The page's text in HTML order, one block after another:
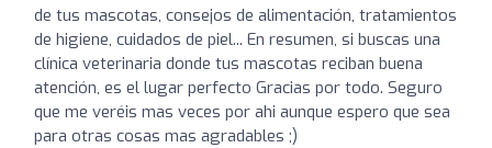
de tus mascotas, consejos de alimentación, tratamientos
de higiene, cuidados de piel... En resumen, si buscas una
clínica veterinaria donde tus mascotas reciban buena
atención, es el lugar perfecto Gracias por todo. Seguro
que me veréis mas veces por ahi aunque espero que sea
para otras cosas mas agradables ;)